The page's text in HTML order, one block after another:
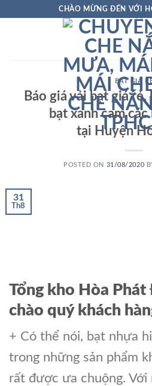
CHÀO MỪNG ĐẾN VỚI
BẠT GIÁ
Báo giá vải bạt giá
bạt xanh cam
tại Huyện
POSTED ON 31/08/2020
31
Th8
Tổng kho Hòa
chào quý khách
+ Có thể nói, bạt nhựa
trong những sản phẩm
rất được ưa chuộng. Với